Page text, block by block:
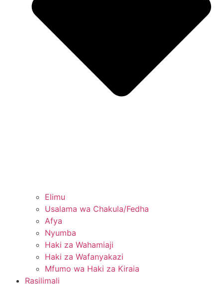
Elimu
Usalama wa Chakula/Fedha
Afya
Nyumba
Haki za Wahamiaji
Haki za Wafanyakazi
Mfumo wa Haki za Kiraia
Rasilimali